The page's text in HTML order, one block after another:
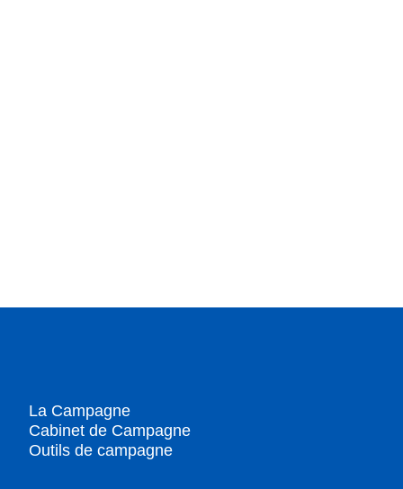
La Campagne
Cabinet de Campagne
Outils de campagne